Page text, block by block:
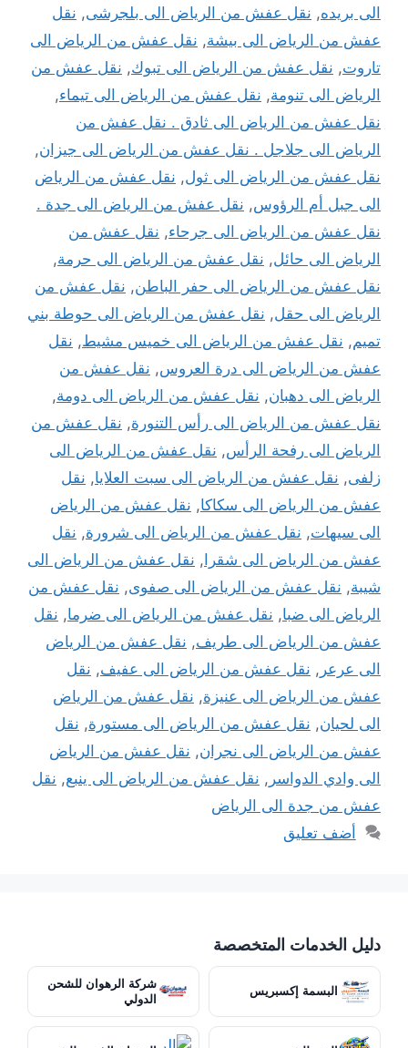
الى بريده, نقل عفش من الرياض الى بلجرشى, نقل
عفش من الرياض الى بيشة, نقل عفش من الرياض الى
تاروت, نقل عفش من الرياض الى تبوك, نقل عفش من
الرياض الى تنومة, نقل عفش من الرياض الى تيماء,
نقل عفش من الرياض الى ثادق . نقل عفش من
الرياض الى جلاجل . نقل عفش من الرياض الى جيزان,
نقل عفش من الرياض الى ثول, نقل عفش من الرياض
الى جبل أم الرؤوس, نقل عفش من الرياض الى جدة .
نقل عفش من الرياض الى جرحاء, نقل عفش من
الرياض الى حائل, نقل عفش من الرياض الى حرمة,
نقل عفش من الرياض الى حفر الباطن, نقل عفش من
الرياض الى حقل, نقل عفش من الرياض الى حوطة بني
تميم, نقل عفش من الرياض الى خميس مشيط, نقل
عفش من الرياض الى درة العروس, نقل عفش من
الرياض الى دهبان, نقل عفش من الرياض الى دومة,
نقل عفش من الرياض الى رأس التنورة, نقل عفش من
الرياض الى رفحة الرأس, نقل عفش من الرياض الى
زلفى, نقل عفش من الرياض الى سبت العلايا, نقل
عفش من الرياض الى سكاكا, نقل عفش من الرياض
الى سيهات, نقل عفش من الرياض الى شرورة, نقل
عفش من الرياض الى شقرا, نقل عفش من الرياض الى
شيبة, نقل عفش من الرياض الى صفوى, نقل عفش من
الرياض الى ضبا, نقل عفش من الرياض الى ضرما, نقل
عفش من الرياض الى طريف, نقل عفش من الرياض
الى عرعر , نقل عفش من الرياض الى عفيف, نقل
عفش من الرياض الى عنيزة, نقل عفش من الرياض
الى لحيان, نقل عفش من الرياض الى مستورة, نقل
عفش من الرياض الى نجران, نقل عفش من الرياض
الى وادي الدواسر , نقل عفش من الرياض الى ينبع, نقل
عفش من جدة الى الرياض
أضف تعليق
دليل الخدمات المتخصصة
البسمة إكسبريس
شركة الرهوان للشحن
الدولي